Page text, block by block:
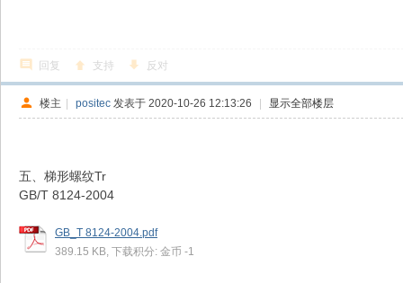
回复 支持 反对
楼主 | positec 发表于 2020-10-26 12:13:26 | 显示全部楼层
五、梯形螺纹Tr
GB/T 8124-2004
GB_T 8124-2004.pdf
389.15 KB, 下载积分: 金币 -1